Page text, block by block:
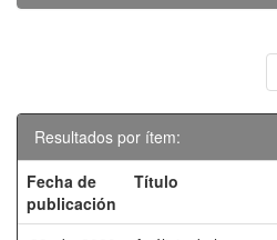
Resultados por ítem:
Fecha de
publicación
Título